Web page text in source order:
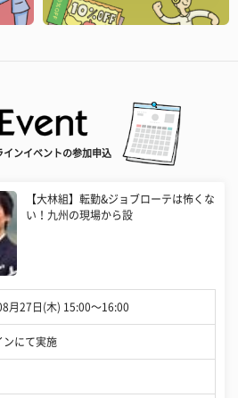
インイベントの参加申込
【大林組】転勤&ジョブローテは怖くな
い！九州の現場から設
月27日(木) 15:00〜16:00
ンにて実施